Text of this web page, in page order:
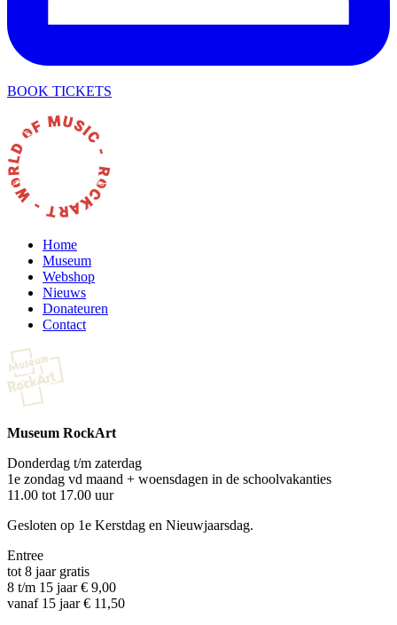
BOOK TICKETS
Home
Museum
Webshop
Nieuws
Donateuren
Contact
Museum RockArt
Donderdag t/m zaterdag
1e zondag vd maand + woensdagen in de schoolvakanties
11.00 tot 17.00 uur
Gesloten op 1e Kerstdag en Nieuwjaarsdag.
Entree
tot 8 jaar gratis
8 t/m 15 jaar € 9,00
vanaf 15 jaar € 11,50